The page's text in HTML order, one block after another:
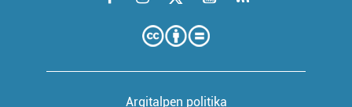
Argitalpen politika